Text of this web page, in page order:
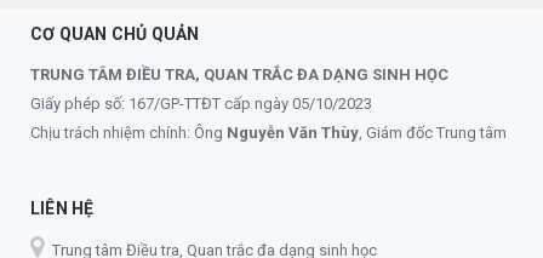
CƠ QUAN CHỦ QUẢN
TRUNG TÂM ĐIỀU TRA, QUAN TRẮC ĐA DẠNG SINH HỌC
Giấy phép số: 167/GP-TTĐT cấp ngày 05/10/2023
Chịu trách nhiệm chính: Ông Nguyễn Văn Thùy, Giám đốc Trung tâm
LIÊN HỆ
Trung tâm Điều tra, Quan trắc đa dạng sinh học